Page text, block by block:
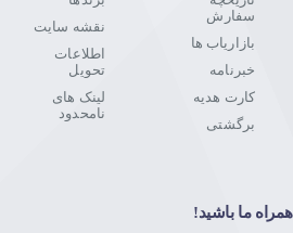
سفارش
بازاریاب ها
خبرنامه
کارت هدیه
برگشتی
نقشه سایت
اطلاعات
تحویل
لینک های
نامحدود
همراه ما باشید!